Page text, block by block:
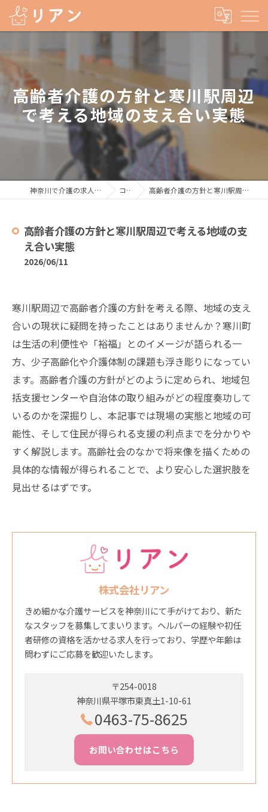
高齢者介護の方針と寒川駅周辺
で考える地域の支え合い実態
神奈川で介護の求人なら株式会社リアン コラム 高齢者介護の方針と寒川駅周辺で考える地域の支え合い実態
高齢者介護の方針と寒川駅周辺で考える地域の支
え合い実態
2026/06/11
寒川駅周辺で高齢者介護の方針を考える際、地域の支え
合いの現状に疑問を持ったことはありませんか？寒川町
は生活の利便性や「裕福」とのイメージが語られる一
方、少子高齢化や介護体制の課題も浮き彫りになってい
ます。高齢者介護の方針がどのように定められ、地域包
括支援センターや自治体の取り組みがどの程度奏功して
いるのかを深掘りし、本記事では現場の実態と地域の可
能性、そして住民が得られる支援の利点までを分かりや
すく解説します。高齢社会のなかで将来像を描くための
具体的な情報が得られることで、より安心した選択肢を
見出せるはずです。
株式会社リアン
きめ細かな介護サービスを神奈川にて手がけており、新た
なスタッフを募集してまいります。ヘルパーの経験や初任
者研修の資格を活かせる求人を行っており、学歴や年齢は
問わずにご応募を歓迎いたします。
〒254-0018
神奈川県平塚市東真土1-10-61
0463-75-8625
お問い合わせはこちら